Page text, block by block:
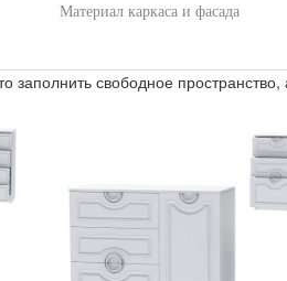
Материал каркаса и фасада
заполнить свободное